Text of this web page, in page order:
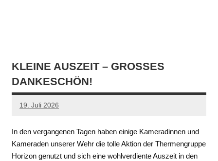
KLEINE AUSZEIT – GROSSES D
ANKESCHÖN!
19. Juli 2026
In den vergangenen Tagen haben einige Kameradinnen und
Kameraden unserer Wehr die tolle Aktion der Thermengruppe
Horizon genutzt und sich eine wohlverdiente Auszeit in den